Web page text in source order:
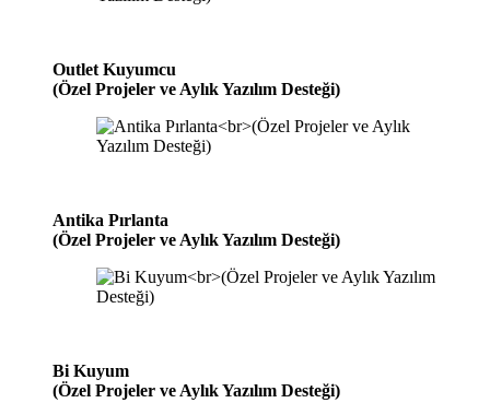
Outlet Kuyumcu
(Özel Projeler ve Aylık Yazılım Desteği)
Antika Pırlanta
(Özel Projeler ve Aylık Yazılım Desteği)
Bi Kuyum
(Özel Projeler ve Aylık Yazılım Desteği)